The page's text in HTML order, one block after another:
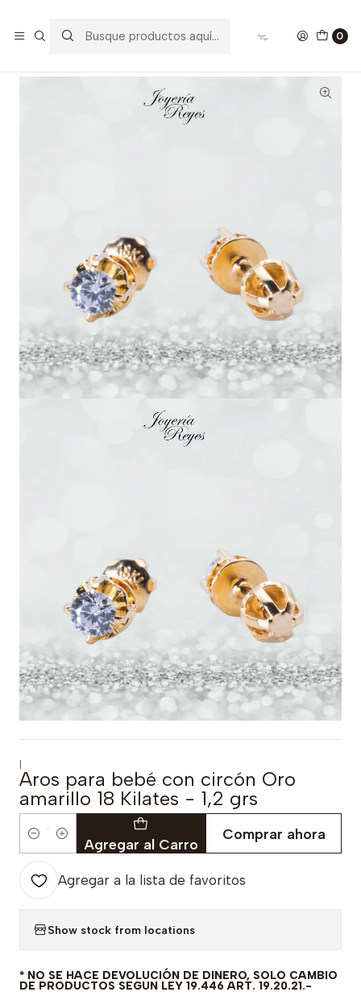
0
Aros para bebé con circón Oro amarillo 18 Kilates - 1,2 grs
|
Aros para bebé con circón Oro
amarillo 18 Kilates - 1,2 grs
Cantidad Agregar al Carro
Comprar ahora
Agregar a la lista de favoritos
Show stock from locations
* NO SE HACE DEVOLUCIÓN DE DINERO, SOLO CAMBIO
DE PRODUCTOS SEGUN LEY 19.446 ART. 19.20.21.-